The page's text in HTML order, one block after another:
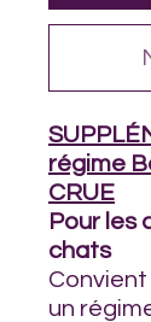
régime
CRUE
Pour les
chats
un